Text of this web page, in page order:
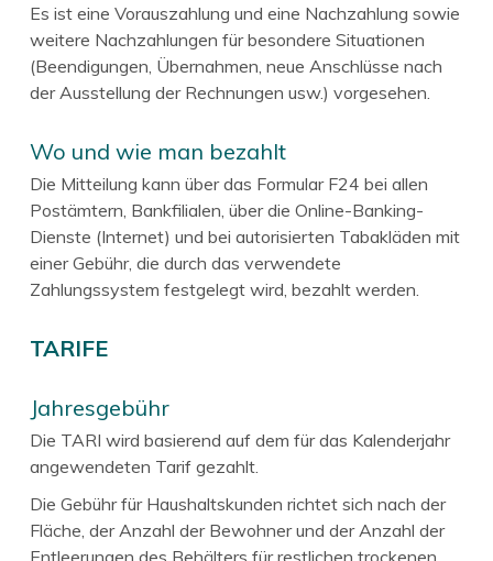
Es ist eine Vorauszahlung und eine Nachzahlung sowie
weitere Nachzahlungen für besondere Situationen
(Beendigungen, Übernahmen, neue Anschlüsse nach
der Ausstellung der Rechnungen usw.) vorgesehen.
Wo und wie man bezahlt
Die Mitteilung kann über das Formular F24 bei allen
Postämtern, Bankfilialen, über die Online-Banking-
Dienste (Internet) und bei autorisierten Tabakläden mit
einer Gebühr, die durch das verwendete
Zahlungssystem festgelegt wird, bezahlt werden.
TARIFE
Jahresgebühr
Die TARI wird basierend auf dem für das Kalenderjahr
angewendeten Tarif gezahlt.
Die Gebühr für Haushaltskunden richtet sich nach der
Fläche, der Anzahl der Bewohner und der Anzahl der
Entleerungen des Behälters für restlichen trockenen